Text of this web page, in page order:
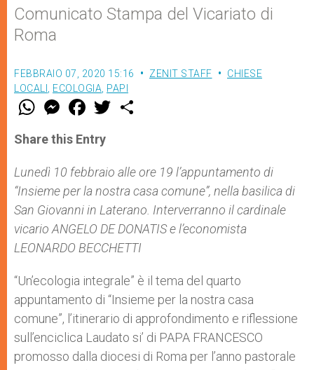
Comunicato Stampa del Vicariato di
Roma
FEBBRAIO 07, 2020 15:16 ZENIT STAFF
CHIESE
LOCALI
ECOLOGIA PAPI
W
t
s
p
p
M
e
s
e
g
e
r
F
a
e
b
o
k
w
r
Share this Entry
Lunedì 10 febbraio alle ore 19 l’appuntamento di
“Insieme per la nostra casa comune”, nella basilica di
San Giovanni in Laterano. Interverranno il cardinale
vicario ANGELO DE DONATIS e l’economista
LEONARDO BECCHETTI
“Un’ecologia integrale” è il tema del quarto
appuntamento di “Insieme per la nostra casa
comune”, l’itinerario di approfondimento e riflessione
sull’enciclica Laudato si’ di PAPA FRANCESCO
promosso dalla diocesi di Roma per l’anno pastorale